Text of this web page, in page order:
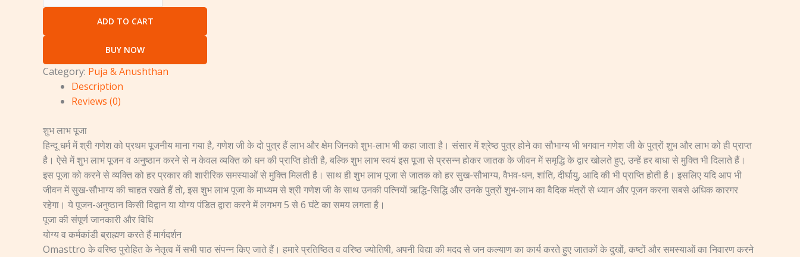
ADD TO CART
BUY NOW
Category: Puja & Anushthan
Description
Reviews (0)
शुभ लाभ पूजा
हिन्दू धर्म में श्री गणेश को प्रथम पूजनीय माना गया है, गणेश जी के दो पुत्र हैं लाभ और क्षेम जिनको शुभ-लाभ भी कहा जाता है। संसार में श्रेष्ठ पुत्र होने का सौभाग्य भी भगवान गणेश जी के पुत्रों शुभ और लाभ को ही प्राप्त
है। ऐसे में शुभ लाभ पूजन व अनुष्ठान करने से न केवल व्यक्ति को धन की प्राप्ति होती है, बल्कि शुभ लाभ स्वयं इस पूजा से प्रसन्न होकर जातक के जीवन में समृद्धि के द्वार खोलते हुए, उन्हें हर बाधा से मुक्ति भी दिलाते हैं।
इस पूजा को करने से व्यक्ति को हर प्रकार की शारीरिक समस्याओं से मुक्ति मिलती है। साथ ही शुभ लाभ पूजा से जातक को हर सुख-सौभाग्य, वैभव-धन, शांति, दीर्घायु, आदि की भी प्राप्ति होती है। इसलिए यदि आप भी
जीवन में सुख-सौभाग्य की चाहत रखते हैं तो, इस शुभ लाभ पूजा के माध्यम से श्री गणेश जी के साथ उनकी पत्नियों ऋद्धि-सिद्धि और उनके पुत्रों शुभ-लाभ का वैदिक मंत्रों से ध्यान और पूजन करना सबसे अधिक कारगर
रहेगा। ये पूजन-अनुष्ठान किसी विद्वान या योग्य पंडित द्वारा करने में लगभग 5 से 6 घंटे का समय लगता है।
पूजा की संपूर्ण जानकारी और विधि
योग्य व कर्मकांडी ब्राह्मण करते हैं मार्गदर्शन
Omasttro के वरिष्ठ पुरोहित के नेतृत्व में सभी पाठ संपन्न किए जाते हैं। हमारे प्रतिष्ठित व वरिष्ठ ज्योतिषी, अपनी विद्या की मदद से जन कल्याण का कार्य करते हुए जातकों के दुखों, कष्टों और समस्याओं का निवारण करने